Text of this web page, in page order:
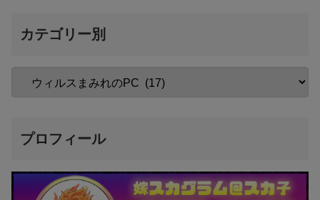
カテゴリー別
プロフィール